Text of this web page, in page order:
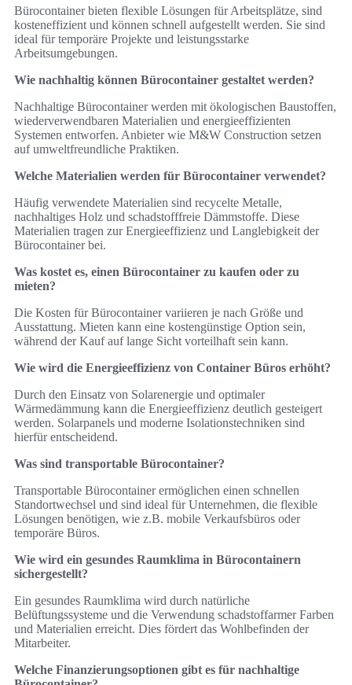
Bürocontainer bieten flexible Lösungen für Arbeitsplätze, sind
kosteneffizient und können schnell aufgestellt werden. Sie sind
ideal für temporäre Projekte und leistungsstarke
Arbeitsumgebungen.
Wie nachhaltig können Bürocontainer gestaltet werden?
Nachhaltige Bürocontainer werden mit ökologischen Baustoffen,
wiederverwendbaren Materialien und energieeffizienten
Systemen entworfen. Anbieter wie M&W Construction setzen
auf umweltfreundliche Praktiken.
Welche Materialien werden für Bürocontainer verwendet?
Häufig verwendete Materialien sind recycelte Metalle,
nachhaltiges Holz und schadstofffreie Dämmstoffe. Diese
Materialien tragen zur Energieeffizienz und Langlebigkeit der
Bürocontainer bei.
Was kostet es, einen Bürocontainer zu kaufen oder zu
mieten?
Die Kosten für Bürocontainer variieren je nach Größe und
Ausstattung. Mieten kann eine kostengünstige Option sein,
während der Kauf auf lange Sicht vorteilhaft sein kann.
Wie wird die Energieeffizienz von Container Büros erhöht?
Durch den Einsatz von Solarenergie und optimaler
Wärmedämmung kann die Energieeffizienz deutlich gesteigert
werden. Solarpanels und moderne Isolationstechniken sind
hierfür entscheidend.
Was sind transportable Bürocontainer?
Transportable Bürocontainer ermöglichen einen schnellen
Standortwechsel und sind ideal für Unternehmen, die flexible
Lösungen benötigen, wie z.B. mobile Verkaufsbüros oder
temporäre Büros.
Wie wird ein gesundes Raumklima in Bürocontainern
sichergestellt?
Ein gesundes Raumklima wird durch natürliche
Belüftungssysteme und die Verwendung schadstoffarmer Farben
und Materialien erreicht. Dies fördert das Wohlbefinden der
Mitarbeiter.
Welche Finanzierungsoptionen gibt es für nachhaltige